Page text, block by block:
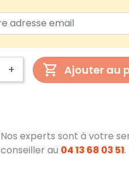
+ Ajouter au
Nos experts sont à votre
conseiller au 04 13 68 03 51.